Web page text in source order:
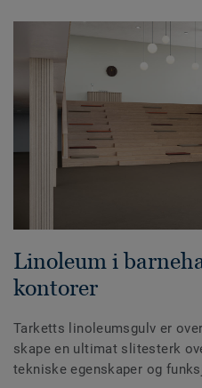
Linoleum i
kontorer
Tarketts linoleumsgulv er
skape en ultimat slitesterk
tekniske egenskaper og